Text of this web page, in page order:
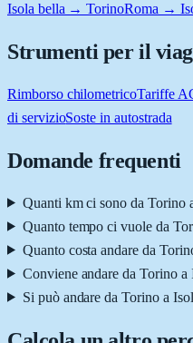
Isola bella → TorinoRoma →
Strumenti per il
Rimborso chilometricoTariffe
di servizioSoste in autostrada
Domande frequenti
Quanti km ci sono da Torino
Quanto tempo ci vuole da
Quanto costa andare da
Conviene andare da Torino
Si può andare da Torino a